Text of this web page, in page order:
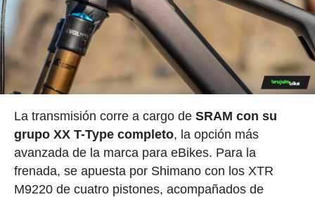
La transmisión corre a cargo de SRAM con su
grupo XX T-Type completo, la opción más
avanzada de la marca para eBikes. Para la
frenada, se apuesta por Shimano con los XTR
M9220 de cuatro pistones, acompañados de